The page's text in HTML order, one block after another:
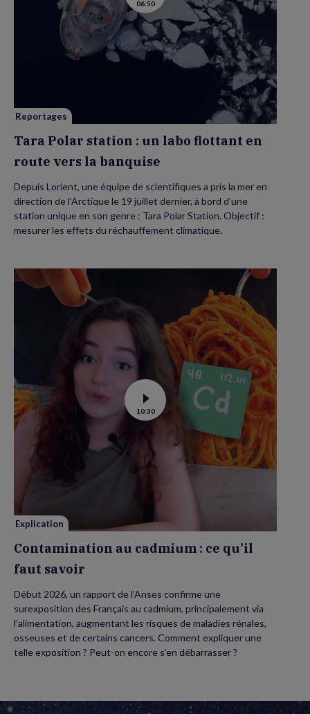
la
vidéo
de
Tara
Polar
station
:
la
06:50
Reportages
Tara Polar station : un labo flottant en
route vers la banquise
Depuis Lorient, une équipe de scientifiques a pris la mer en
direction de l’Arctique le 19 juillet dernier, à bord d’une
station unique en son genre : Tara Polar Station. Objectif :
mesurer les effets du réchauffement climatique.
Voir
la
vidéo
Contamination
au
cadmium :
ce
savoir
10:30
Explication
Contamination au cadmium : ce qu’il
faut savoir
Début 2026, un rapport de l’Anses confirme une
surexposition des Français au cadmium, principalement via
l’alimentation, augmentant les risques de maladies rénales,
osseuses et de certains cancers. Comment expliquer une
telle exposition ? Peut-on encore s’en débarrasser ?